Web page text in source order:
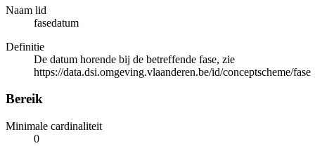
Naam lid
fasedatum
Definitie
De datum horende bij de betreffende fase, zie
https://data.dsi.omgeving.vlaanderen.be/id/conceptscheme/fase
Bereik
Minimale cardinaliteit
0